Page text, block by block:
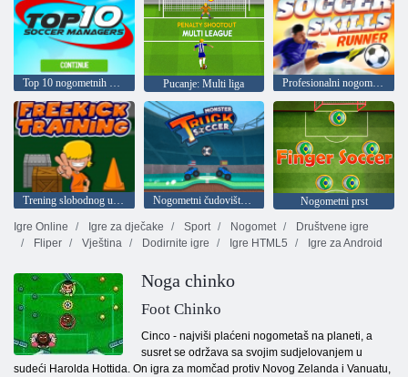
Top 10 nogometnih menadžera Pucanje: Multi liga Profesionalni nogomet trkač
Trening slobodnog udarca Nogometni čudovišta kamiona
Nogometni prst
Igre Online
Igre za dječake Sport Nogomet
Društvene igre
Fliper
Vještina Dodirnite igre Igre HTML5 Igre za Android
Noga chinko
Foot Chinko
Cinco - najviši plaćeni nogometaš na planeti, a
susret se održava sa svojim sudjelovanjem u
sudeći Harolda Hottida. On igra za momčad protiv Novog Zelanda i Vanuatu,